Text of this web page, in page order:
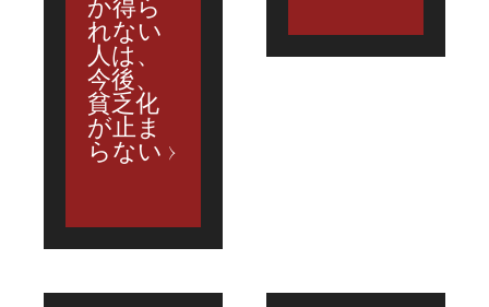
れない
人は、
今後、
貧乏化
が止ま
らない